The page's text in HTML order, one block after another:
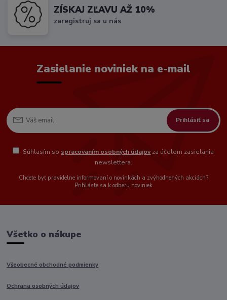
ZÍSKAJ ZĽAVU AŽ 10%
zaregistruj sa u nás
Zasielanie noviniek na e-mail
Prihlásiť sa
Súhlasím so spracovaním osobných údajovza účelom zasielania
newslettera.
Chcete byť pravidelne informovaní o novinkách a zvýhodnených akciách?
Prihláste sa k odberu noviniek
Všetko o nákupe
Všeobecné obchodné podmienky
Ochrana osobných údajov